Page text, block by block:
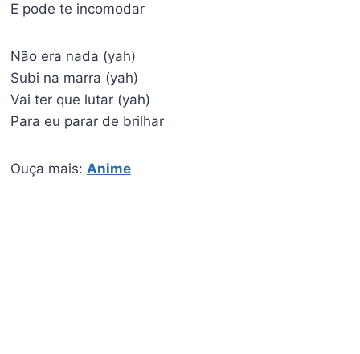
E pode te incomodar
Não era nada (yah)
Subi na marra (yah)
Vai ter que lutar (yah)
Para eu parar de brilhar
Ouça mais: Anime